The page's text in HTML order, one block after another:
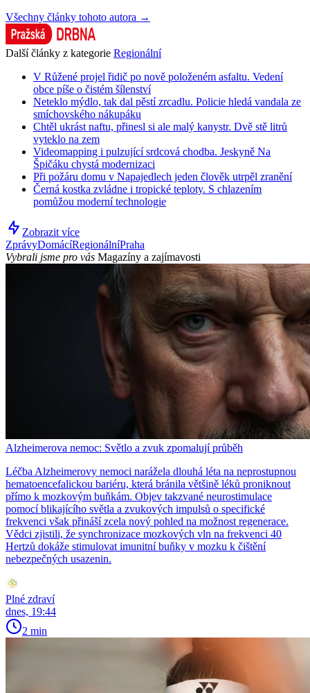
Všechny články tohoto autora →
Další články z kategorie Regionální
V Růžené projel řidič po nově položeném asfaltu. Vedení
obce píše o čistém šílenství
Neteklo mýdlo, tak dal pěstí zrcadlu. Policie hledá vandala ze
smíchovského nákupáku
Chtěl ukrást naftu, přinesl si ale malý kanystr. Dvě stě litrů
vyteklo na zem
Videomapping i pulzující srdcová chodba. Jeskyně Na
Špičáku chystá modernizaci
Při požáru domu v Napajedlech jeden člověk utrpěl zranění
Černá kostka zvládne i tropické teploty. S chlazením
pomůžou moderní technologie
Zobrazit více
ZprávyDomácíRegionálníPraha
Vybrali jsme pro vás Magazíny a zajímavosti
Alzheimerova nemoc: Světlo a zvuk zpomalují průběh
Léčba Alzheimerovy nemoci narážela dlouhá léta na neprostupnou
hematoencefalickou bariéru, která bránila většině léků proniknout
přímo k mozkovým buňkám. Objev takzvané neurostimulace
pomocí blikajícího světla a zvukových impulsů o specifické
frekvenci však přináší zcela nový pohled na možnost regenerace.
Vědci zjistili, že synchronizace mozkových vln na frekvenci 40
Hertzů dokáže stimulovat imunitní buňky v mozku k čištění
nebezpečných usazenin.
Plné zdraví
dnes, 19:44
2 min